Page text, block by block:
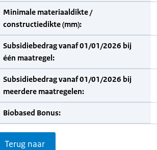
Minimale materiaaldikte /
constructiedikte (mm):
Subsidiebedrag vanaf 01/01/2026 bij
één maatregel:
Subsidiebedrag vanaf 01/01/2026 bij
meerdere maatregelen:
Biobased Bonus:
Terug naar